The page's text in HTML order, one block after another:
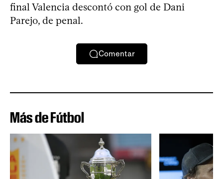
final Valencia descontó con gol de Dani
Parejo, de penal.
Comentar
Más de Fútbol